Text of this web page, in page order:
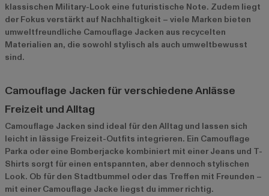
klassischen Military-Look eine futuristische Note. Zudem liegt
der Fokus verstärkt auf Nachhaltigkeit – viele Marken bieten
umweltfreundliche Camouflage Jacken aus recycelten
Materialien an, die sowohl stylisch als auch umweltbewusst
sind.
Camouflage Jacken für verschiedene Anlässe
Freizeit und Alltag
Camouflage Jacken sind ideal für den Alltag und lassen sich
leicht in lässige Freizeit-Outfits integrieren. Ein Camouflage
Parka oder eine Bomberjacke kombiniert mit einer Jeans und T-
Shirts sorgt für einen entspannten, aber dennoch stylischen
Look. Ob für den Stadtbummel oder das Treffen mit Freunden –
mit einer Camouflage Jacke liegst du immer richtig.